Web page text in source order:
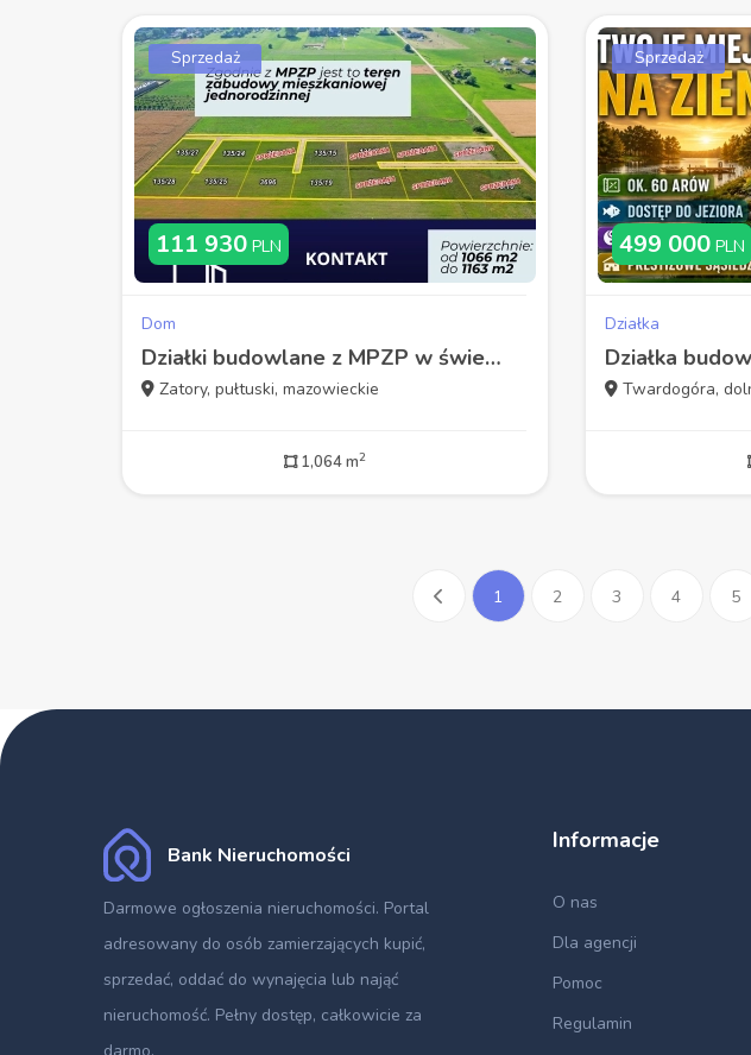
Sprzedaż
111 930 PLN
Dom
Działki budowlane z MPZP w świetnej lokalizacji
Zatory, pułtuski, mazowieckie
1,064 m2
Sprzedaż
499 000 PLN
Działka
Twardogóra,
1 2 3 4 5
Bank Nieruchomości
Darmowe ogłoszenia nieruchomości. Portal
adresowany do osób zamierzających kupić,
sprzedać, oddać do wynajęcia lub nająć
nieruchomość. Pełny dostęp, całkowicie za
Informacje
O nas
Dla agencji
Pomoc
Regulamin